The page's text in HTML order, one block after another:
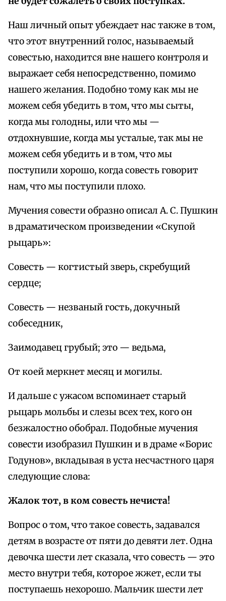
Наш личный опыт убеждает нас также в том,
что этот внутренний голос, называемый
совестью, находится вне нашего контроля и
выражает себя непосредственно, помимо
нашего желания. Подобно тому как мы не
можем себя убедить в том, что мы сыты,
когда мы голодны, или что мы —
отдохнувшие, когда мы усталые, так мы не
можем себя убедить и в том, что мы
поступили хорошо, когда совесть говорит
нам, что мы поступили плохо.
Мучения совести образно описал А. С. Пушкин
в драматическом произведении «Скупой
рыцарь»:
Совесть — когтистый зверь, скребущий
сердце;
Совесть — незваный гость, докучный
собеседник,
Заимодавец грубый; это — ведьма,
От коей меркнет месяц и могилы.
И дальше с ужасом вспоминает старый
рыцарь мольбы и слезы всех тех, кого он
безжалостно обобрал. Подобные мучения
совести изобразил Пушкин и в драме «Борис
Годунов», вкладывая в уста несчастного царя
следующие слова:
Жалок тот, в ком совесть нечиста!
Вопрос о том, что такое совесть, задавался
детям в возрасте от пяти до девяти лет. Одна
девочка шести лет сказала, что совесть — это
место внутри тебя, которое жжет, если ты
поступаешь нехорошо. Мальчик шести лет